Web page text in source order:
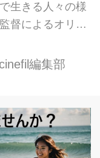
生きる人々の様
督によるオリジ
、本作が初主演
そして、古着屋
ん、萩原みのり
中田青渚さん
に演じていま
cinefil編集部